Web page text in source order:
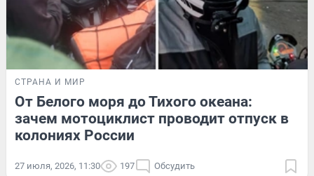
СТРАНА И МИР
От Белого моря до Тихого океана:
зачем мотоциклист проводит отпуск в
колониях России
27 июля, 2026, 11:30 197 Обсудить